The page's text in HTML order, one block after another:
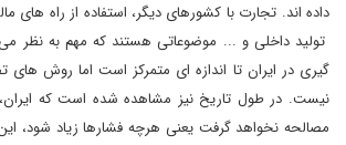
داده اند. تجارت با کشورهای دیگر، استفاده از راه های
تولید داخلی و ... موضوعاتی هستند که مهم به نظر
گیری در ایران تا اندازه ای متمرکز است اما روش های
نیست. در طول تاریخ نیز مشاهده شده است که
مصالحه نخواهد گرفت یعنی هرچه فشارها زیاد شود،